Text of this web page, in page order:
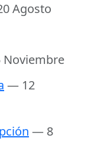
Agosto
— 12
— 8